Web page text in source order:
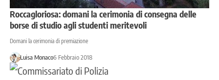
Roccagloriosa: domani la cerimonia di consegna delle
borse di studio agli studenti meritevoli
Domani la cerimonia di premiazione
Luisa Monaco6 Febbraio 2018